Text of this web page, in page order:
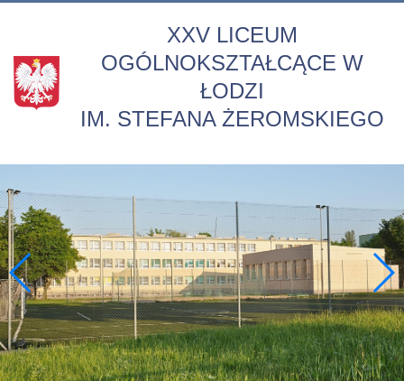
XXV LICEUM
OGÓLNOKSZTAŁCĄCE W
ŁODZI
IM. STEFANA ŻEROMSKIEGO